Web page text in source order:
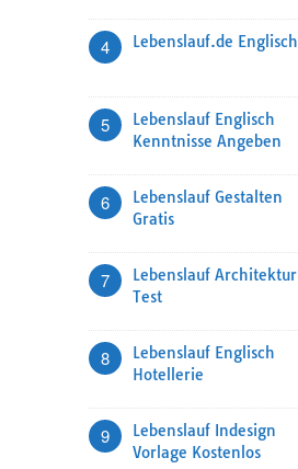
4 Lebenslauf.de Englisch
5
Lebenslauf Englisch
Kenntnisse Angeben
6
Lebenslauf Gestalten
Gratis
7
Lebenslauf Architektur
Test
8
Lebenslauf Englisch
Hotellerie
9
Lebenslauf Indesign
Vorlage Kostenlos